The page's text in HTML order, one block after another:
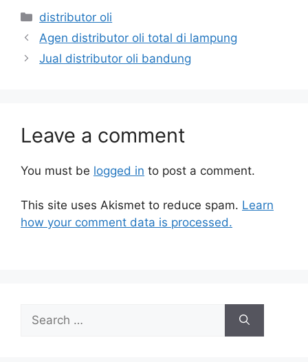
distributor oli
Agen distributor oli total di lampung
Jual distributor oli bandung
Leave a comment
You must be logged in to post a comment.
This site uses Akismet to reduce spam. Learn
how your comment data is processed.